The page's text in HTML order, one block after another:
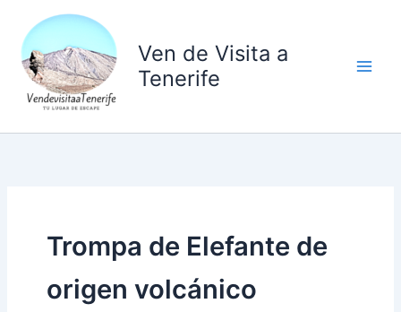
contenido
Ven de Visita a
Tenerife
Trompa de Elefante de
origen volcánico